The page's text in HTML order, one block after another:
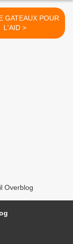
GATEAUX POUR
L'AID >
Overblog